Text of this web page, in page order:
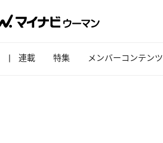
連載 特集 メンバーコンテンツ